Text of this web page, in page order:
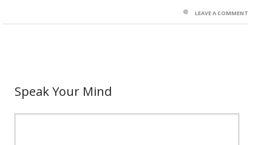
LEAVE A COMMENT
Speak Your Mind